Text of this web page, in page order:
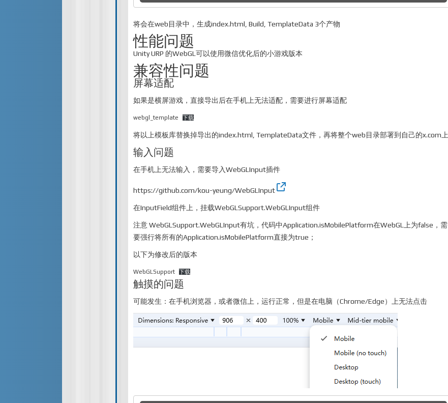
将会在web目录中，生成index.html, Build, TemplateData 3个产物
性能问题
Unity URP 的WebGL可以使用微信优化后的小游戏版本
兼容性问题
屏幕适配
如果是横屏游戏，直接导出后在手机上无法适配，需要进行屏幕适配
webgl_template 下载
将以上模板库替换掉导出的index.html, TemplateData文件，再将整个web目录部署到自己的x.com上
输入问题
在手机上无法输入，需要导入WebGLInput插件
https://github.com/kou-yeung/WebGLInput
在InputField组件上，挂载WebGLSupport.WebGLInput组件
注意 WebGLSupport.WebGLInput有坑，代码中Application.isMobilePlatform在WebGL上为false，需
要强行将所有的Application.isMobilePlatform直接为true；
以下为修改后的版本
WebGLSupport 下载
触摸的问题
可能发生：在手机浏览器，或者微信上，运行正常，但是在电脑（Chrome/Edge）上无法点击